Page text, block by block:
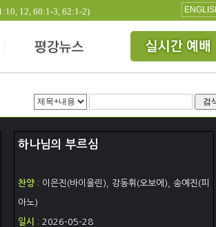
12, 60:1-3, 62:1-2)
검
하나님의 부르심
찬양 : 이은진(바이올린), 강동휘(오보에), 송예진(피
아노)
일시 : 2026-05-28